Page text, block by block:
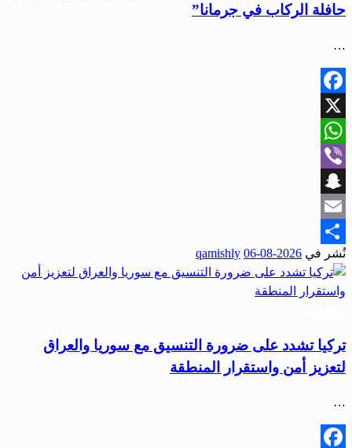
حافلة الركاب في جرمانا”
…
Facebook
X
WhatsApp
Viber
Snapchat
Email
Share
نُشر في 2026-08-06
qamishly
تركيا تشدد على ضرورة التنسيق مع سوريا والعراق
لتعزيز أمن واستقرار المنطقة
…